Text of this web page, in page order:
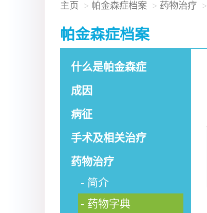
主页 帕金森症档案 药物治疗
帕金森症档案
什么是帕金森症
成因
病征
手术及相关治疗
药物治疗
简介
药物字典